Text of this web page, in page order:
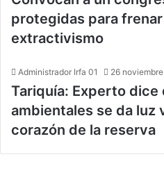
protegidas para
extractivismo
Administrador Irfa 01 26
Tariquía: Experto dice
ambientales se da luz
corazón de la reserva